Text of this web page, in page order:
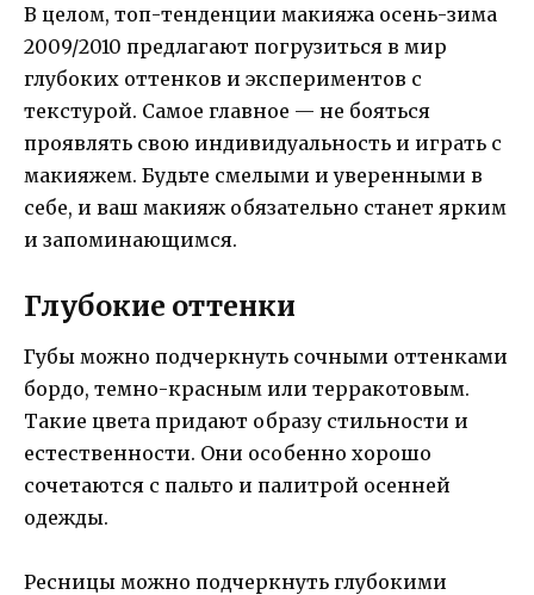
В целом, топ-тенденции макияжа осень-зима
2009/2010 предлагают погрузиться в мир
глубоких оттенков и экспериментов с
текстурой. Самое главное — не бояться
проявлять свою индивидуальность и играть с
макияжем. Будьте смелыми и уверенными в
себе, и ваш макияж обязательно станет ярким
и запоминающимся.
Глубокие оттенки
Губы можно подчеркнуть сочными оттенками
бордо, темно-красным или терракотовым.
Такие цвета придают образу стильности и
естественности. Они особенно хорошо
сочетаются с пальто и палитрой осенней
одежды.
Ресницы можно подчеркнуть глубокими